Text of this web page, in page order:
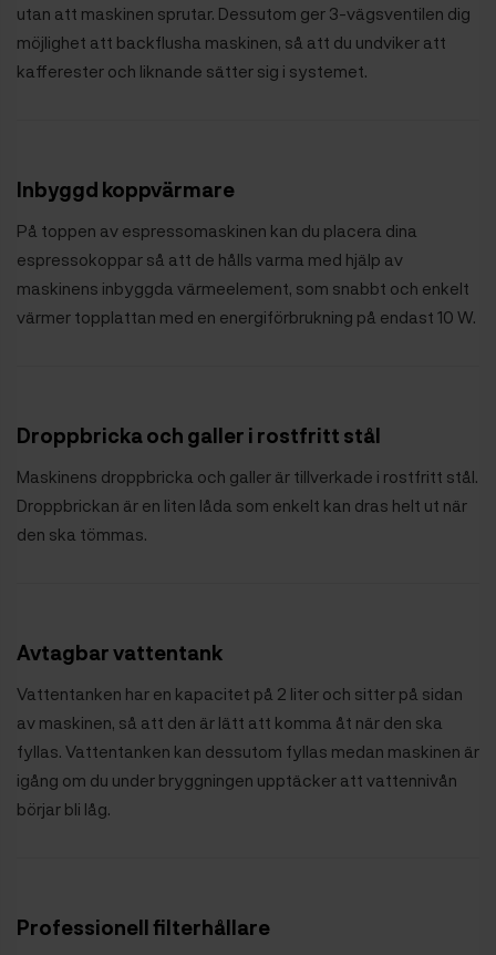
utan att maskinen sprutar. Dessutom ger 3-vägsventilen dig
möjlighet att backflusha maskinen, så att du undviker att
kafferester och liknande sätter sig i systemet.
Inbyggd koppvärmare
På toppen av espressomaskinen kan du placera dina
espressokoppar så att de hålls varma med hjälp av
maskinens inbyggda värmeelement, som snabbt och enkelt
värmer topplattan med en energiförbrukning på endast 10 W.
Droppbricka och galler i rostfritt stål
Maskinens droppbricka och galler är tillverkade i rostfritt stål.
Droppbrickan är en liten låda som enkelt kan dras helt ut när
den ska tömmas.
Avtagbar vattentank
Vattentanken har en kapacitet på 2 liter och sitter på sidan
av maskinen, så att den är lätt att komma åt när den ska
fyllas. Vattentanken kan dessutom fyllas medan maskinen är
igång om du under bryggningen upptäcker att vattennivån
börjar bli låg.
Professionell filterhållare